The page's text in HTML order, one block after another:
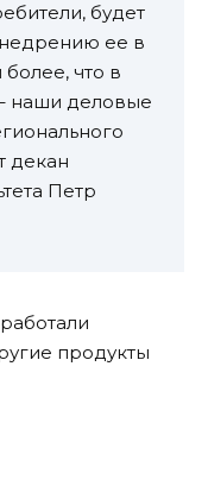
будет
ее в
что в
наши деловые
декан
Петр
продукты